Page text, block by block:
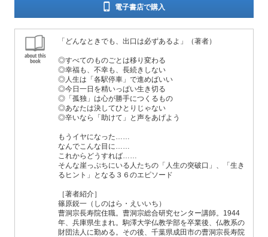
電子書店で購入
「どんなときでも、出口は必ずあるよ」（著者）
◎すべてのものごとは移り変わる
◎幸福も、不幸も、長続きしない
◎人生は「各駅停車」で進めばいい
◎今日一日を精いっぱい生き切る
◎「孤独」は心が勝手につくるもの
◎あなたは決してひとりじゃない
◎辛いなら「助けて」と声をあげよう
もうイヤになった……
なんでこんな目に……
これからどうすれば……
そんな崖っぷちにいる人たちの「人生の突破口」、「生き
るヒント」となる３６のエピソード
［著者紹介］
篠原鋭一（しのはら・えいいち）
曹洞宗長寿院住職。曹洞宗総合研究センター講師。1944
年、兵庫県生まれ。駒澤大学仏教学部を卒業後、仏教系の
財団法人に勤める。その後、千葉県成田市の曹洞宗長寿院